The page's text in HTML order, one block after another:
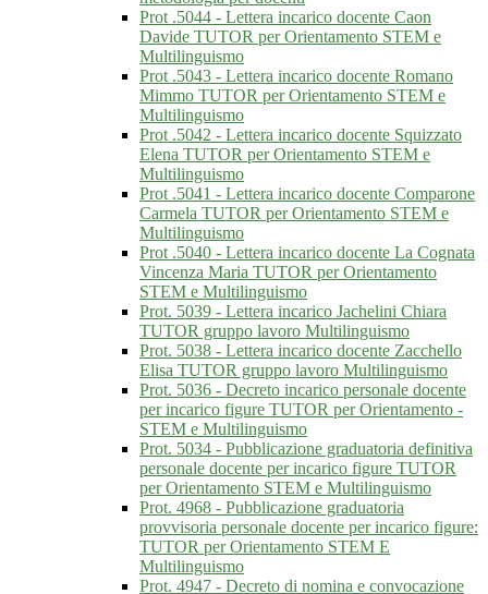
Prot .5044 - Lettera incarico docente Caon
Davide TUTOR per Orientamento STEM e
Multilinguismo
Prot .5043 - Lettera incarico docente Romano
Mimmo TUTOR per Orientamento STEM e
Multilinguismo
Prot .5042 - Lettera incarico docente Squizzato
Elena TUTOR per Orientamento STEM e
Multilinguismo
Prot .5041 - Lettera incarico docente Comparone
Carmela TUTOR per Orientamento STEM e
Multilinguismo
Prot .5040 - Lettera incarico docente La Cognata
Vincenza Maria TUTOR per Orientamento
STEM e Multilinguismo
Prot. 5039 - Lettera incarico Jachelini Chiara
TUTOR gruppo lavoro Multilinguismo
Prot. 5038 - Lettera incarico docente Zacchello
Elisa TUTOR gruppo lavoro Multilinguismo
Prot. 5036 - Decreto incarico personale docente
per incarico figure TUTOR per Orientamento -
STEM e Multilinguismo
Prot. 5034 - Pubblicazione graduatoria definitiva
personale docente per incarico figure TUTOR
per Orientamento STEM e Multilinguismo
Prot. 4968 - Pubblicazione graduatoria
provvisoria personale docente per incarico figure:
TUTOR per Orientamento STEM E
Multilinguismo
Prot. 4947 - Decreto di nomina e convocazione